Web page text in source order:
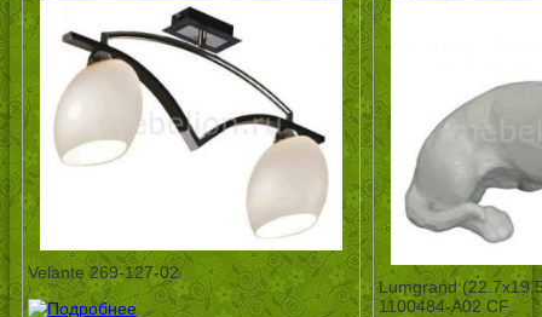
Velante 269-127-02
Lumgrand
1100484-A02 CF